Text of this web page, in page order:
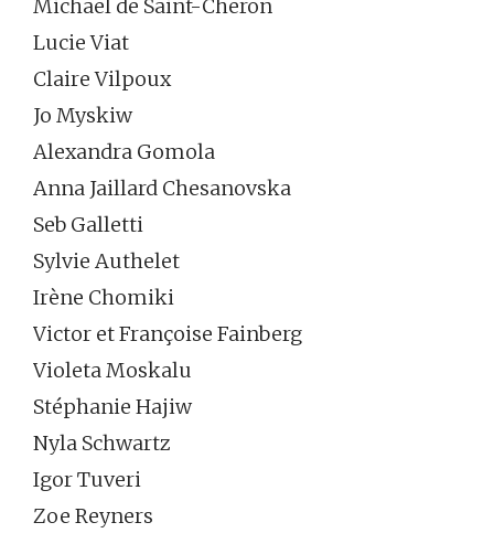
Michael de Saint-Cheron
Lucie Viat
Claire Vilpoux
Jo Myskiw
Alexandra Gomola
Anna Jaillard Chesanovska
Seb Galletti
Sylvie Authelet
Irène Chomiki
Victor et Françoise Fainberg
Violeta Moskalu
Stéphanie Hajiw
Nyla Schwartz
Igor Tuveri
Zoe Reyners